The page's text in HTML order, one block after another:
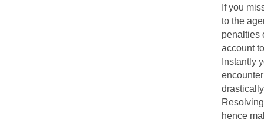
If you
to the
penalties
account
Instantly
hence